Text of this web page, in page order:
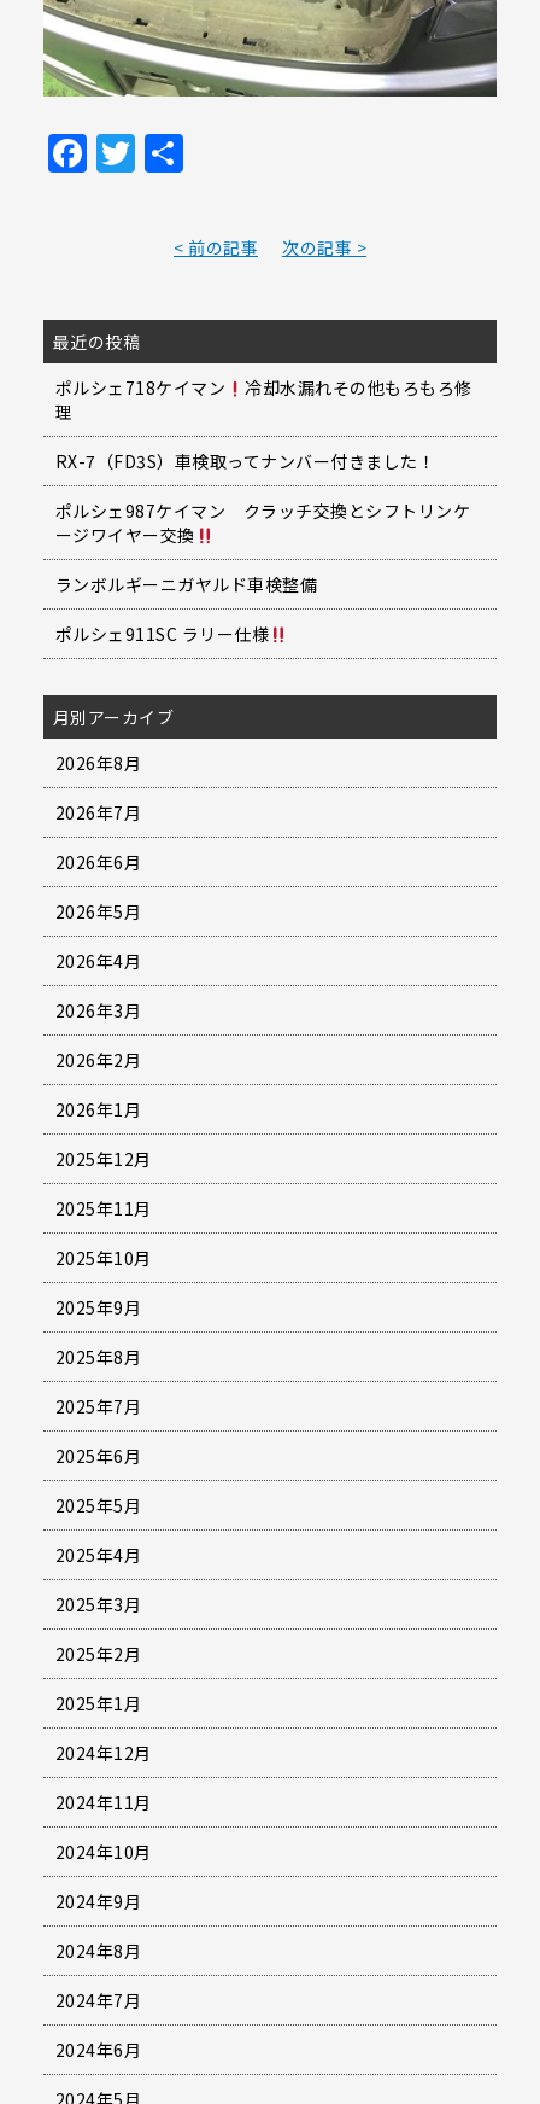
Facebook
Twitter
共
< 前の記事 次の記事 >
最近の投稿
ポルシェ718ケイマン
冷却水漏れその他もろもろ修
理
RX-7（FD3S）車検取ってナンバー付きました！
ポルシェ987ケイマン クラッチ交換とシフトリンケ
ージワイヤー交換
ランボルギーニガヤルド車検整備
ポルシェ911SC ラリー仕様
月別アーカイブ
2026年8月
2026年7月
2026年6月
2026年5月
2026年4月
2026年3月
2026年2月
2026年1月
2025年12月
2025年11月
2025年10月
2025年9月
2025年8月
2025年7月
2025年6月
2025年5月
2025年4月
2025年3月
2025年2月
2025年1月
2024年12月
2024年11月
2024年10月
2024年9月
2024年8月
2024年7月
2024年6月